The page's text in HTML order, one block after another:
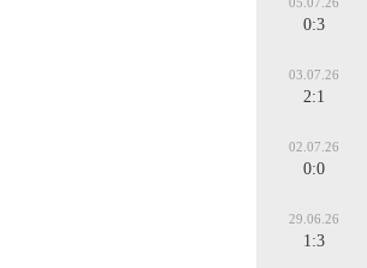
0:3
03.07.26
2:1
02.07.26
0:0
29.06.26
1:3